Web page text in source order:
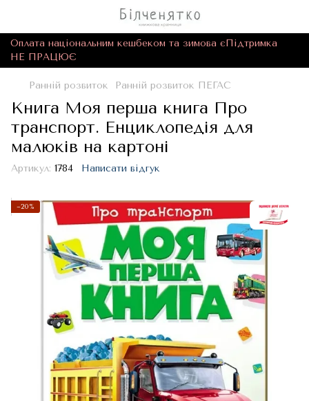
Оплата національним кешбеком та зимова єПідтримка
НЕ ПРАЦЮЄ
Ранній розвиток Ранній розвиток ПЕГАС
Книга Моя перша книга Про
транспорт. Енциклопедія для
малюків на картоні
Артикул: 1784 Написати відгук
−20%